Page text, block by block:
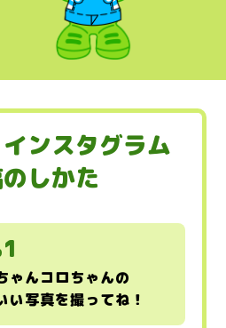
ンスタグラム
しかた
1
ゃんコロちゃんの
い写真を撮ってね！